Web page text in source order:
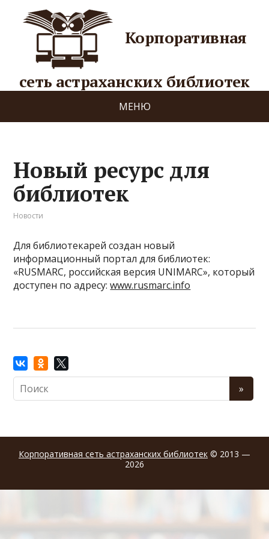
Корпоративная
сеть астраханских библиотек
МЕНЮ
Новый ресурс для
библиотек
Новости
Для библиотекарей создан новый
информационный портал для библиотек:
«RUSMARC, российская версия UNIMARC», который
доступен по адресу:www.rusmarc.info
Корпоративная сеть астраханских библиотек © 2013 —
2026